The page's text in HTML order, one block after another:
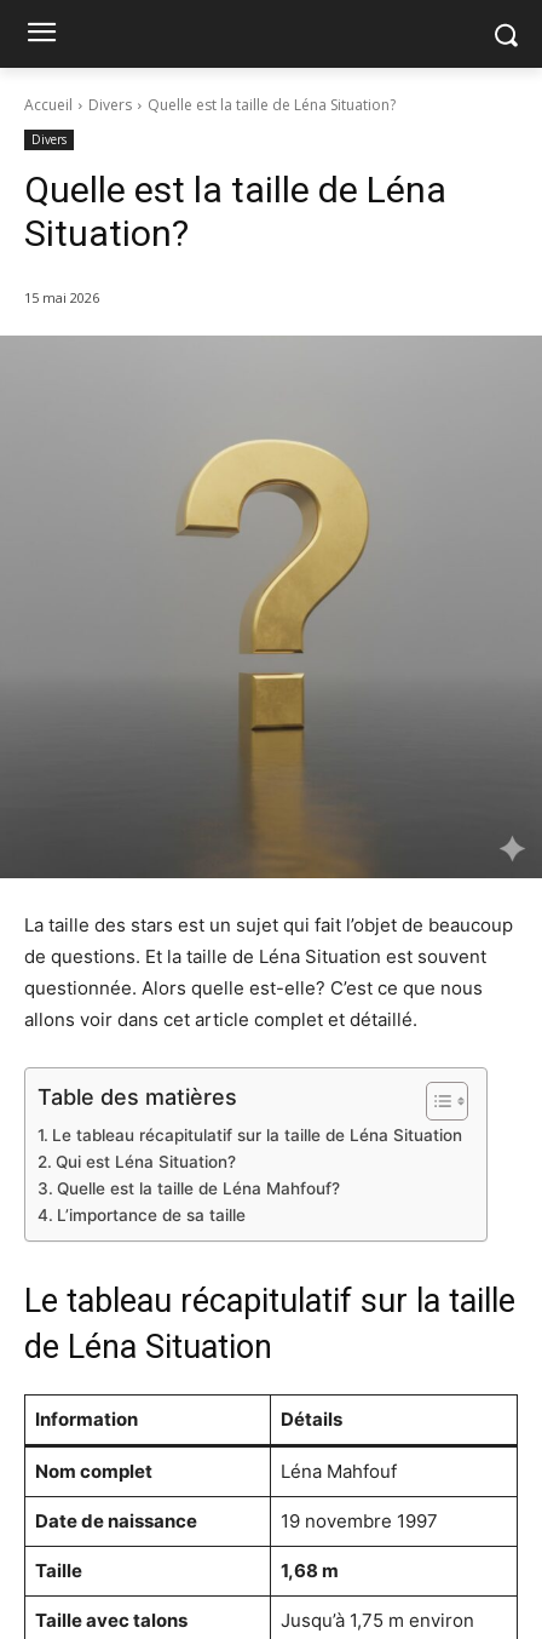
Accueil Divers Quelle est la taille de Léna Situation?
Divers
Quelle est la taille de Léna
Situation?
15 mai 2026
La taille des stars est un sujet qui fait l’objet de beaucoup
de questions. Et la taille de Léna Situation est souvent
questionnée. Alors quelle est-elle? C’est ce que nous
allons voir dans cet article complet et détaillé.
Table des matières
Le tableau récapitulatif sur la taille de Léna Situation
Qui est Léna Situation?
Quelle est la taille de Léna Mahfouf?
L’importance de sa taille
Le tableau récapitulatif sur la taille
de Léna Situation
Information Détails
Nom complet Léna Mahfouf
Date de naissance 19 novembre 1997
Taille 1,68 m
Taille avec talons Jusqu’à 1,75 m environ